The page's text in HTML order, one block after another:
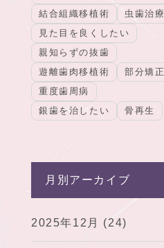
結合組織移植術
虫歯治療
見た目を良くしたい
親知らずの抜歯
遊離歯肉移植術
部分矯正
重度歯周病
銀歯を治したい
骨再生
月別アーカイブ
2025年12月 (24)